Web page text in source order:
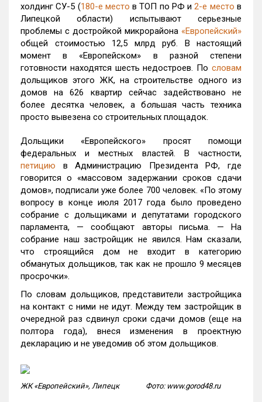
холдинг СУ-5 (180-е место в ТОП по РФ и2-е место в
Липецкой области) испытывают серьезные
проблемы c достройкой микрорайона «Европейский»
общей стоимостью 12,5 млрд руб. В настоящий
момент в «Европейском» в разной степени
готовности находятся шесть недостроев. По словам
дольщиков этого ЖК, на строительстве одного из
домов на 626 квартир сейчас задействовано не
более десятка человек, а большая часть техника
просто вывезена со строительных площадок.
Дольщики «Европейского» просят помощи
федеральных и местных властей. В частности,
петицию в Администрацию Президента РФ, где
говорится о «массовом задержании сроков сдачи
домов», подписали уже более 700 человек. «По этому
вопросу в конце июля 2017 года было проведено
собрание с дольщиками и депутатами городского
парламента, — сообщают авторы письма. — На
собрание наш застройщик не явился. Нам сказали,
что строящийся дом не входит в категорию
обманутых дольщиков, так как не прошло 9 месяцев
просрочки».
По словам дольщиков, представители застройщика
на контакт с ними не идут. Между тем застройщик в
очередной раз сдвинул сроки сдачи домов (еще на
полтора года), внеся изменения в проектную
декларацию и не уведомив об этом дольщиков.
ЖК «Европейский», Липецк Фото: www.gorod48.ru